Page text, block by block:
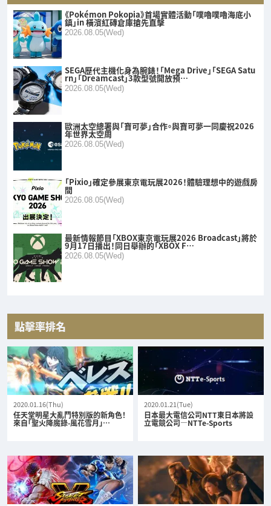
《Pokémon Pokopia》首場實體活動「噗嚕噗嚕海底小
鎮」in 橫濱紅磚倉庫搶先直擊
2026.08.05(Wed)
SEGA歷代主機化身為腕錶！「Mega Drive」「SEGA Satu
rn」「Dreamcast」3款型號開放預…
2026.08.05(Wed)
歐洲太空總署與「寶可夢」合作。與寶可夢一同慶祝2026
年世界太空周
2026.08.05(Wed)
「Pixio」確定參展東京電玩展2026！體驗理想中的遊戲房
間
2026.08.05(Wed)
最新情報節目「XBOX東京電玩展2026 Broadcast」將於
9月17日播出！同日舉辦的「XBOX F…
2026.08.05(Wed)
點擊率排名
2020.01.16(Thu)
任天堂明星大亂鬥特別版的新角色！
來自「聖火降魔錄-風花雪月」…
2020.01.21(Tue)
日本最大電信公司NTT東日本將設
立電競公司—NTTe-Sports